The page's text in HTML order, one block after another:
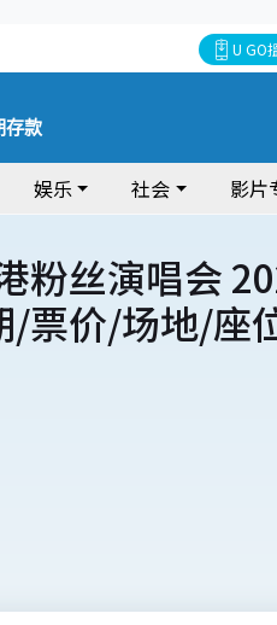
U GO
存款
娱乐 社会 影片
粉丝演唱会
/票价/场地/座